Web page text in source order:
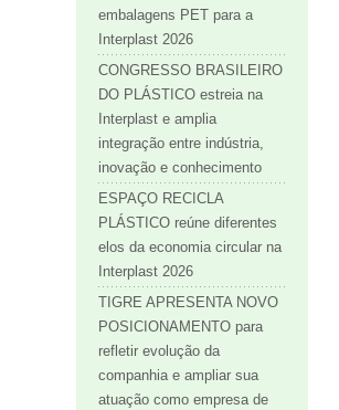
embalagens PET para a
Interplast 2026
CONGRESSO BRASILEIRO
DO PLÁSTICO estreia na
Interplast e amplia
integração entre indústria,
inovação e conhecimento
ESPAÇO RECICLA
PLÁSTICO reúne diferentes
elos da economia circular na
Interplast 2026
TIGRE APRESENTA NOVO
POSICIONAMENTO para
refletir evolução da
companhia e ampliar sua
atuação como empresa de